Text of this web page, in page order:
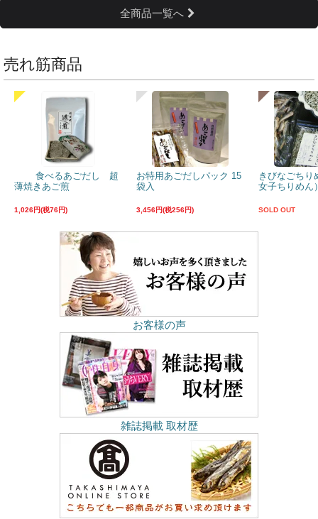
全商品一覧へ
売れ筋商品
食べるあごだし 超
薄焼きあご煎
1,026円(税76円)
お特用あごだしパック 15
袋入
3,456円(税256円)
きびなごちり
女子ちりめん
SOLD OUT
お客様の声
雑誌掲載 取材歴